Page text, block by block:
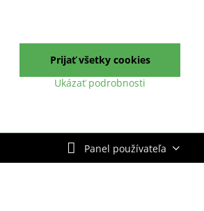
Panel používateľa
Ukázať podrobnosti
Prijať všetky cookies